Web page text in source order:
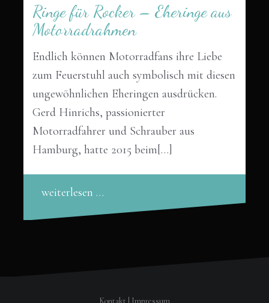
Ringe für Rocker – Eheringe aus
Motorradrahmen
Endlich können Motorradfans ihre Liebe
zum Feuerstuhl auch symbolisch mit diesen
ungewöhnlichen Eheringen ausdrücken.
Gerd Hinrichs, passionierter
Motorradfahrer und Schrauber aus
Hamburg, hatte 2015 beim[…]
weiterlesen …